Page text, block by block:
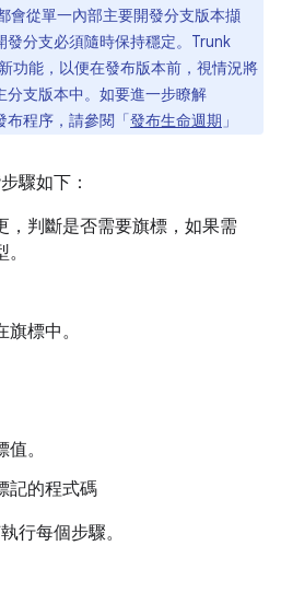
會從單一內部主要開發分支版本擷
分支必須隨時保持穩定。Trunk
功能，以便在發布版本前，視情況將
支版本中。如要進一步瞭解
程序，請參閱「發布生命週期 」
驟如下：
，判斷是否需要旗標，如果需
標中。
。
記的程式碼
行每個步驟。